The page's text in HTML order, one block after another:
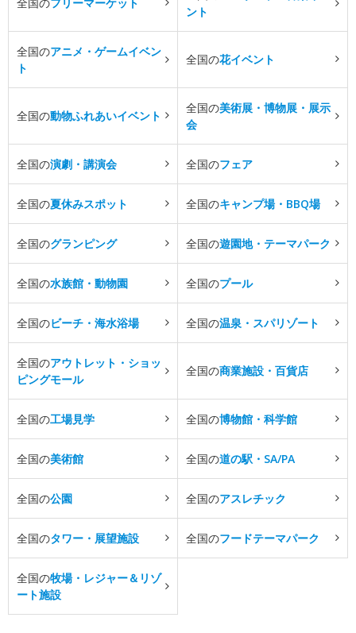
ント
全国のアニメ・ゲームイベン
ト
全国の花イベント
全国の動物ふれあいイベント
全国の美術展・博物展・展示
会
全国の演劇・講演会 全国のフェア
全国の夏休みスポット 全国のキャンプ場・BBQ場
全国のグランピング 全国の遊園地・テーマパーク
全国の水族館・動物園 全国のプール
全国のビーチ・海水浴場 全国の温泉・スパリゾート
全国のアウトレット・ショッ
ピングモール
全国の商業施設・百貨店
全国の工場見学 全国の博物館・科学館
全国の美術館 全国の道の駅・SA/PA
全国の公園 全国のアスレチック
全国のタワー・展望施設 全国のフードテーマパーク
全国の牧場・レジャー＆リゾ
ート施設